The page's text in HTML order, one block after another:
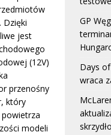
Dzięki
jest
(12V)
przenośny
który
modeli
GP
Days
wraca